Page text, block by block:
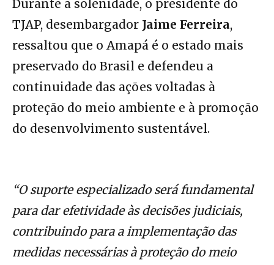
Durante a solenidade, o presidente do
TJAP, desembargador Jaime Ferreira,
ressaltou que o Amapá é o estado mais
preservado do Brasil e defendeu a
continuidade das ações voltadas à
proteção do meio ambiente e à promoção
do desenvolvimento sustentável.
“O suporte especializado será fundamental
para dar efetividade às decisões judiciais,
contribuindo para a implementação das
medidas necessárias à proteção do meio